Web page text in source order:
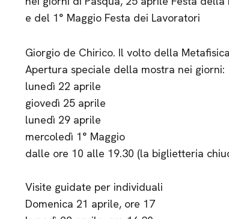
e del 1° Maggio Festa dei Lavoratori
Giorgio de Chirico. Il volto della Metafisica
Apertura speciale della mostra nei giorni:
lunedì 22 aprile
giovedì 25 aprile
lunedì 29 aprile
mercoledì 1° Maggio
dalle ore 10 alle 19.30 (la biglietteria
Visite guidate per individuali
Domenica 21 aprile, ore 17